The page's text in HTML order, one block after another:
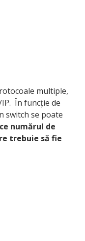
multiple,
În funcție de
switch se poate
numărul de
trebuie să fie